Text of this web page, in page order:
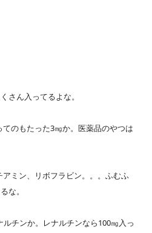
さん入ってるよな。
のもたった3㎎か。医薬品のやつは
ミン、リボフラビン。。。ふむふ
な。
チンか。レナルチンなら100㎎入っ